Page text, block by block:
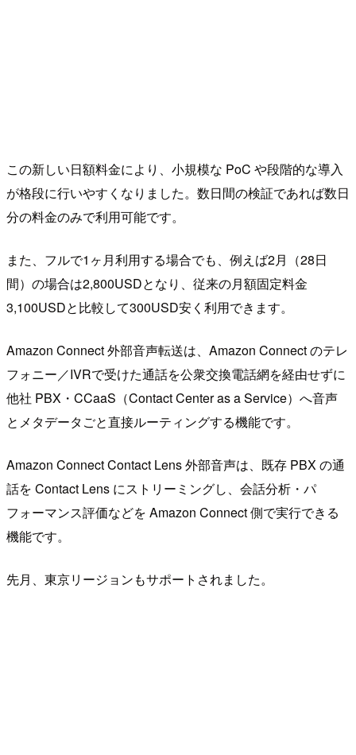
この新しい日額料金により、小規模な PoC や段階的な導入
が格段に行いやすくなりました。数日間の検証であれば数日
分の料金のみで利用可能です。
また、フルで1ヶ月利用する場合でも、例えば2月（28日
間）の場合は2,800USDとなり、従来の月額固定料金
3,100USDと比較して300USD安く利用できます。
Amazon Connect 外部音声転送は、Amazon Connect のテレ
フォニー／IVRで受けた通話を公衆交換電話網を経由せずに
他社 PBX・CCaaS（Contact Center as a Service）へ音声
とメタデータごと直接ルーティングする機能です。
Amazon Connect Contact Lens 外部音声は、既存 PBX の通
話を Contact Lens にストリーミングし、会話分析・パ
フォーマンス評価などを Amazon Connect 側で実行できる
機能です。
先月、東京リージョンもサポートされました。